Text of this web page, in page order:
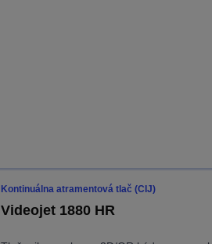
Kontinuálna atramentová tlač (CIJ)
Videojet 1880 HR